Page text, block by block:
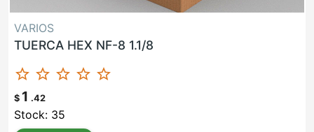
VARIOS
TUERCA HEX NF-8 1.1/8
star_border star_border star_border star_border star_border
$ 1 .42
Stock: 35